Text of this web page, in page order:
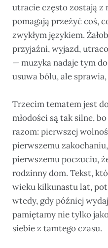
utracie często zostają z
pomagają przeżyć coś,
zwykłym językiem.
przyjaźni, wyjazd,
— muzyka nadaje tym
usuwa bólu, ale
Trzecim tematem jest
młodości są tak silne,
razom: pierwszej
pierwszemu
pierwszemu poczuciu,
rodzinny dom. Tekst,
wieku kilkunastu lat,
wtedy, gdy później
pamiętamy nie tylko
siebie z tamtego czasu.